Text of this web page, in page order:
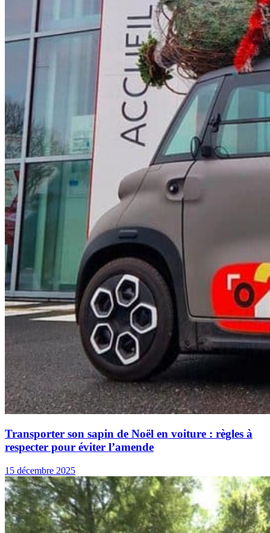
Transporter son sapin de Noël en voiture : règles à
respecter pour éviter l’amende
15 décembre 2025